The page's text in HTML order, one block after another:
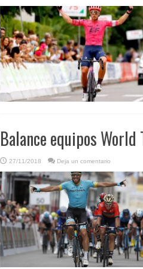
Balance equipos
27/11/2018 Deja un comentario